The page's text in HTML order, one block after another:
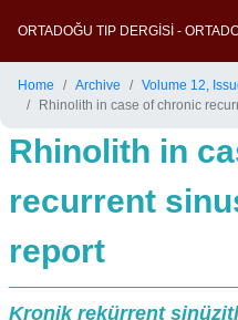
ORTADOĞU TIP DERGİSİ -
Home Archive
Volume 12,
Rhinolith in case of chronic
Rhinolith in
recurrent
report
Kronik rekürrent